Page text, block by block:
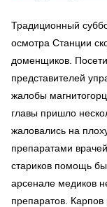
Традиционный
осмотра Станции
доменщиков.
представителей
жалобы
главы пришло
жаловались на
препаратами
стариков помощь
арсенале медиков
препаратов.